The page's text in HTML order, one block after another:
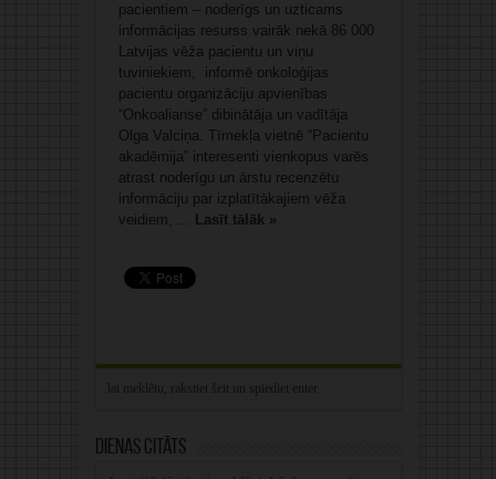
pacientiem – noderīgs un uzticams
informācijas resurss vairāk nekā 86 000
Latvijas vēža pacientu un viņu
tuviniekiem, informē onkoloģijas
pacientu organizāciju apvienības
“Onkoalianse” dibinātāja un vadītāja
Olga Valciņa. Tīmekļa vietnē “Pacientu
akadēmija” interesenti vienkopus varēs
atrast noderīgu un ārstu recenzētu
informāciju par izplatītākajiem vēža
veidiem, ... Lasīt tālāk »
Dienas citāts